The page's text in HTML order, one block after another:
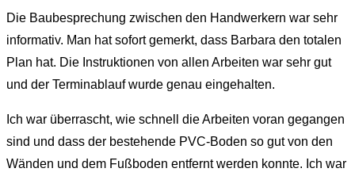
Die Baubesprechung zwischen den Handwerkern war sehr
informativ. Man hat sofort gemerkt, dass Barbara den totalen
Plan hat. Die Instruktionen von allen Arbeiten war sehr gut
und der Terminablauf wurde genau eingehalten.
Ich war überrascht, wie schnell die Arbeiten voran gegangen
sind und dass der bestehende PVC-Boden so gut von den
Wänden und dem Fußboden entfernt werden konnte. Ich war